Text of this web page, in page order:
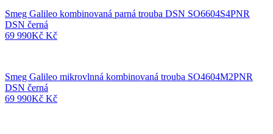
Smeg Galileo kombinovaná parná trouba DSN SO6604S4PNR
DSN černá
69 990Kč Kč
Smeg Galileo mikrovlnná kombinovaná trouba SO4604M2PNR
DSN černá
69 990Kč Kč